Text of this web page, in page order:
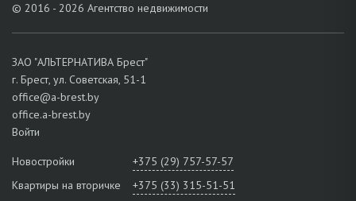
© 2016 - 2026 Агентство недвижимости
ЗАО "АЛЬТЕРНАТИВА Брест"
г. Брест, ул. Советская, 51-1
office@a-brest.by
office.a-brest.by
Войти
Новостройки
+375 (29) 757-57-57
Квартиры на вторичке
+375 (33) 315-51-51